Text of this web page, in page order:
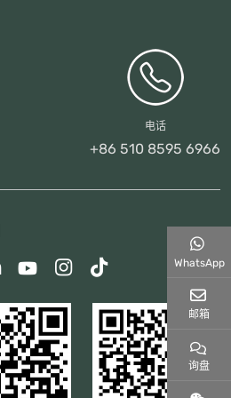
电话
+86 510 8595 6966
WhatsApp
邮箱
询盘